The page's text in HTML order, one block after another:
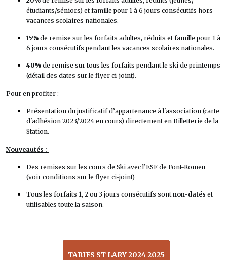
étudiants/séniors) et famille pour 1 à 6 jours consécutifs hors
vacances scolaires nationales.
15% de remise sur les forfaits adultes, réduits et famille pour 1 à
6 jours consécutifs pendant les vacances scolaires nationales.
40% de remise sur tous les forfaits pendant le ski de printemps
(détail des dates sur le flyer ci-joint).
Pour en profiter :
Présentation du justificatif d’appartenance à l'association (carte
d'adhésion 2023/2024 en cours) directement en Billetterie de la
Station.
Nouveautés :
Des remises sur les cours de Ski avec l’ESF de Font-Romeu
(voir conditions sur le flyer ci-joint)
Tous les forfaits 1, 2 ou 3 jours consécutifs sont non-datés et
utilisables toute la saison.
TARIFS ST LARY 2024 2025